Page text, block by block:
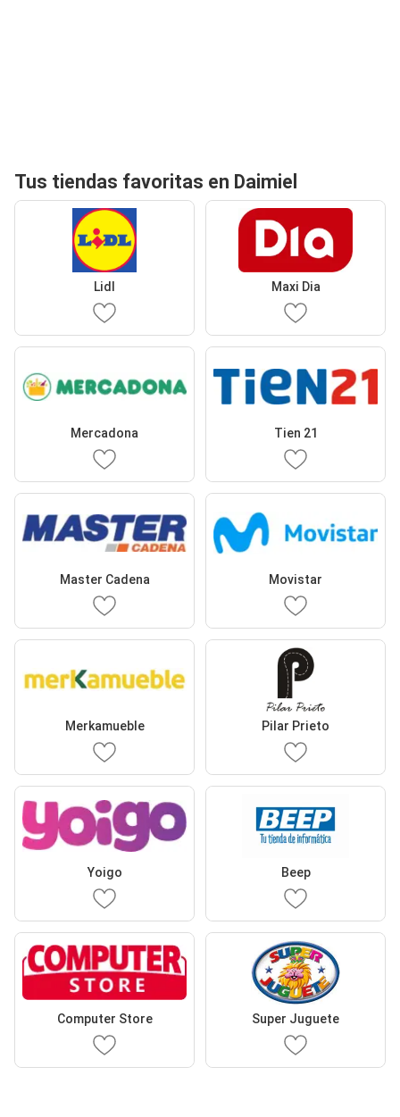
Tus tiendas favoritas en Daimiel
Lidl Maxi Dia
Mercadona Tien 21
Master Cadena Movistar
Merkamueble Pilar Prieto
Yoigo Beep
Computer Store Super Juguete